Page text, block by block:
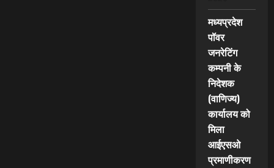
मध्यप्रदेश
पॉवर
जनरेटिंग
कम्पनी के
निदेशक
(वाणिज्य)
कार्यालय को
मिला
आईएसओ
प्रमाणीकरण